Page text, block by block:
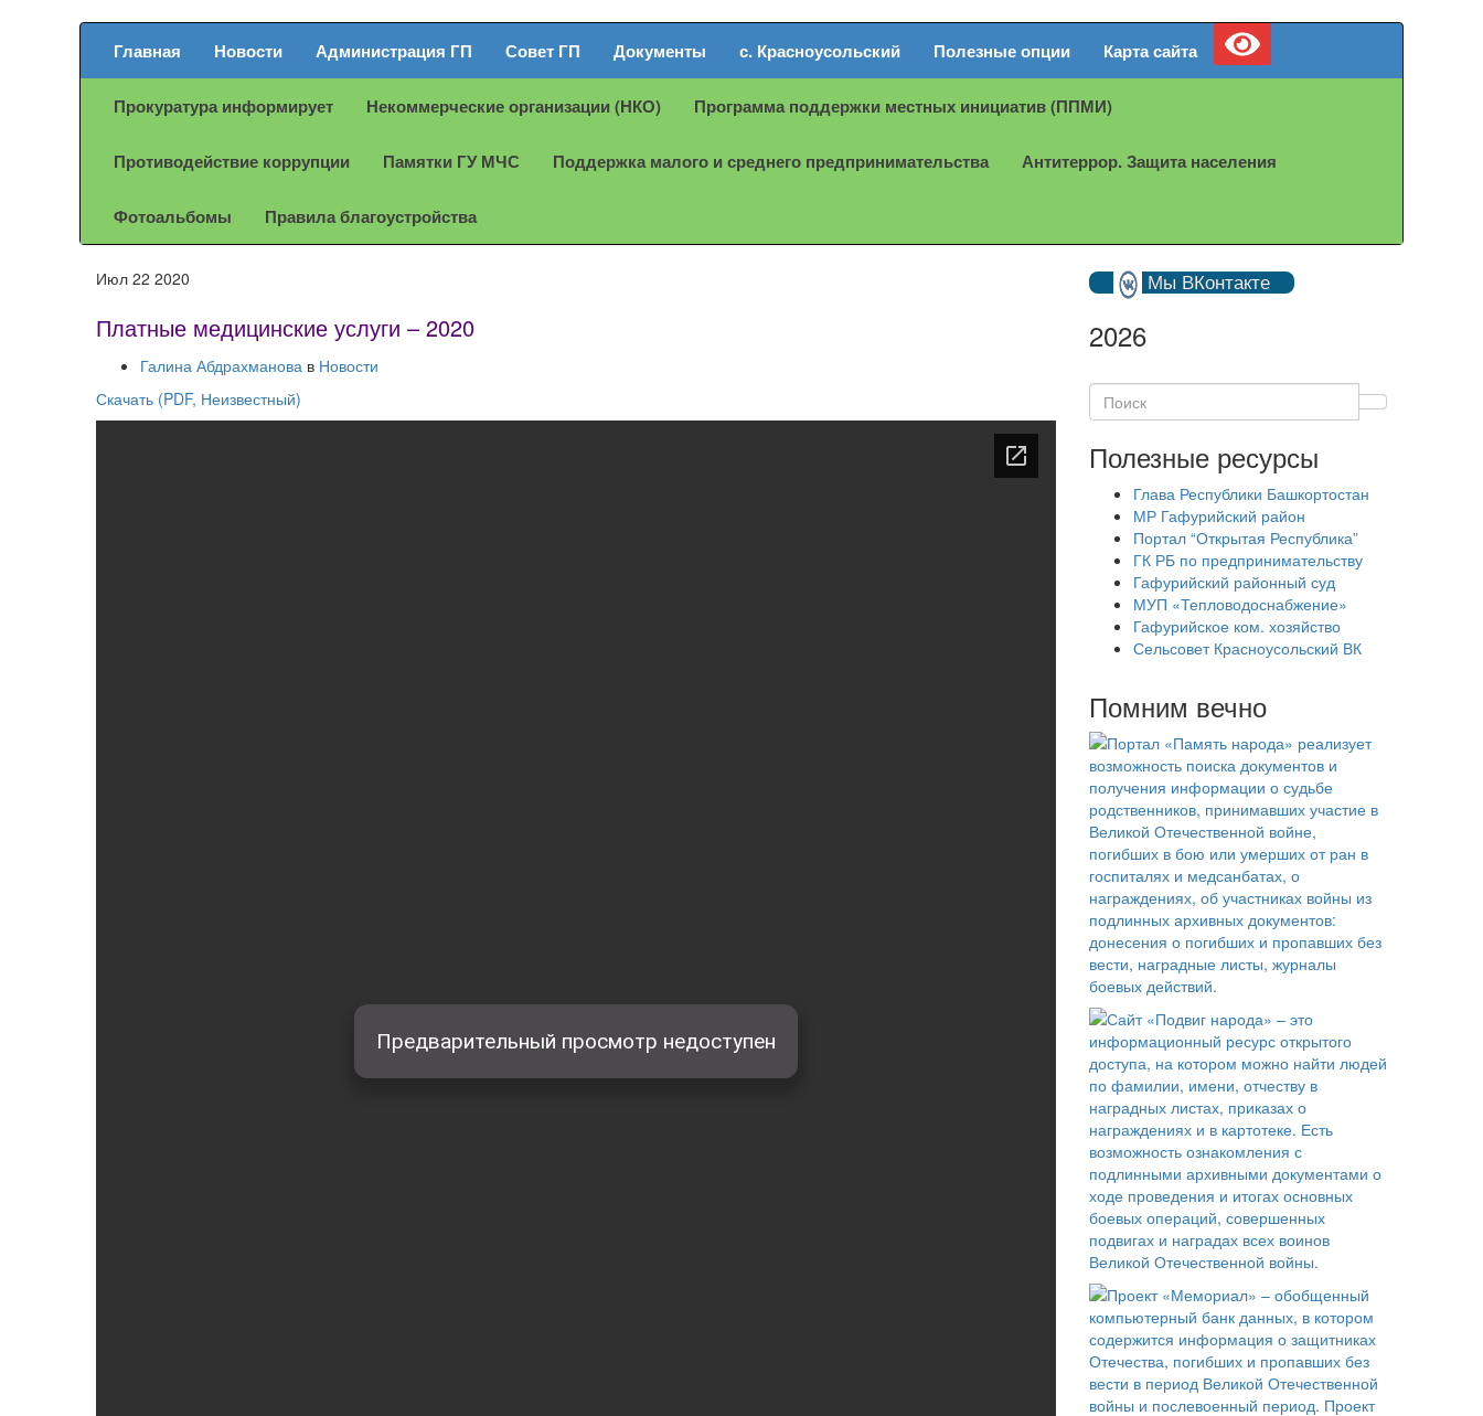
Главная Новости Администрация ГП Совет ГП Документы с. Красноусольский Полезные опции Карта сайта
Прокуратура информирует Некоммерческие организации (НКО) Программа поддержки местных инициатив (ППМИ)
Противодействие коррупции Памятки ГУ МЧС Поддержка малого и среднего предпринимательства Антитеррор. Защита населения
Фотоальбомы Правила благоустройства
Июл 22 2020
Платные медицинские услуги – 2020
Галина Абдрахманова в Новости
Скачать (PDF, Неизвестный)
Мы ВКонтакте
2026
Полезные ресурсы
Глава Республики Башкортостан
МР Гафурийский район
Портал “Открытая Республика”
ГК РБ по предпринимательству
Гафурийский районный суд
МУП «Тепловодоснабжение»
Гафурийское ком. хозяйство
Сельсовет Красноусольский ВК
Помним вечно